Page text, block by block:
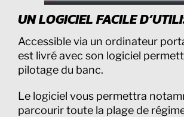
UN LOGICIEL FACILE
Accessible via un ordinateur
est livré avec son logiciel
pilotage du banc.
Le logiciel vous permettra
parcourir toute la plage de